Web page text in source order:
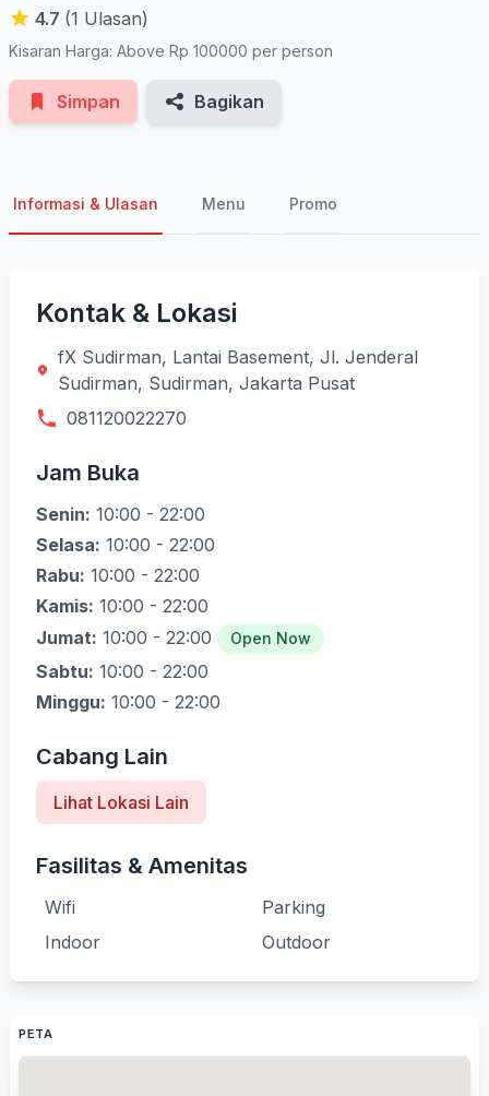
4.7 (1 Ulasan)
Kisaran Harga: Above Rp 100000 per person
Simpan Bagikan
Informasi & Ulasan Menu Promo
Kontak & Lokasi
fX Sudirman, Lantai Basement, Jl. Jenderal
Sudirman, Sudirman, Jakarta Pusat
081120022270
Jam Buka
Senin: 10:00 - 22:00
Selasa: 10:00 - 22:00
Rabu: 10:00 - 22:00
Kamis: 10:00 - 22:00
Jumat: 10:00 - 22:00 Open Now
Sabtu: 10:00 - 22:00
Minggu: 10:00 - 22:00
Cabang Lain
Lihat Lokasi Lain
Fasilitas & Amenitas
Wifi
Parking
Indoor
Outdoor
PETA